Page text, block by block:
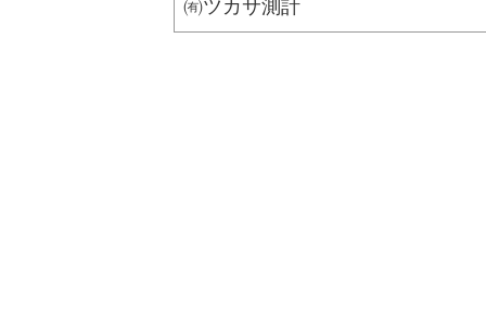
㈲ツカサ測計